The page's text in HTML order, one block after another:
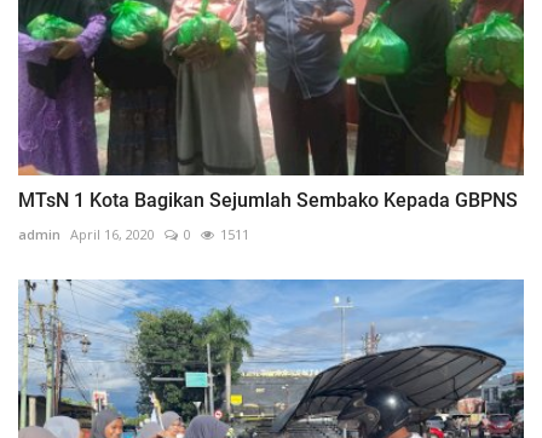
MTsN 1 Kota Bagikan Sejumlah Sembako Kepada GBPNS
admin April 16, 2020 0 1511